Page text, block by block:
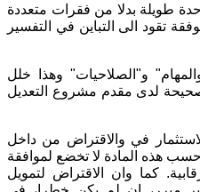
طويلة بدلا من فقرات متعددة
تقود الى التباين في التفسير
و"الصلاحيات" وهذا خلل
لدى مقدم مشروع التعديل
في والاقتراض من داخل
هذه المادة لا تخضع لموافقة
كما وان الاقتراض لتمويل